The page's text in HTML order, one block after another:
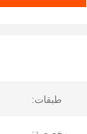
طبقات: